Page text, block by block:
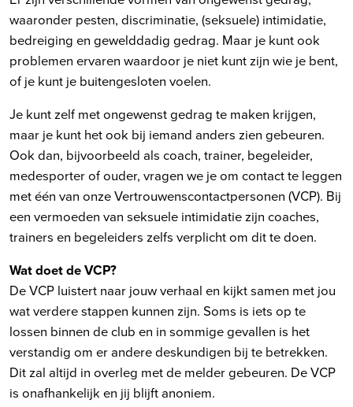
waaronder pesten, discriminatie, (seksuele) intimidatie,
bedreiging en gewelddadig gedrag. Maar je kunt ook
problemen ervaren waardoor je niet kunt zijn wie je bent,
of je kunt je buitengesloten voelen.
Je kunt zelf met ongewenst gedrag te maken krijgen,
maar je kunt het ook bij iemand anders zien gebeuren.
Ook dan, bijvoorbeeld als coach, trainer, begeleider,
medesporter of ouder, vragen we je om contact te leggen
met één van onze Vertrouwenscontactpersonen (VCP). Bij
een vermoeden van seksuele intimidatie zijn coaches,
trainers en begeleiders zelfs verplicht om dit te doen.
Wat doet de VCP?
De VCP luistert naar jouw verhaal en kijkt samen met jou
wat verdere stappen kunnen zijn. Soms is iets op te
lossen binnen de club en in sommige gevallen is het
verstandig om er andere deskundigen bij te betrekken.
Dit zal altijd in overleg met de melder gebeuren. De VCP
is onafhankelijk en jij blijft anoniem.